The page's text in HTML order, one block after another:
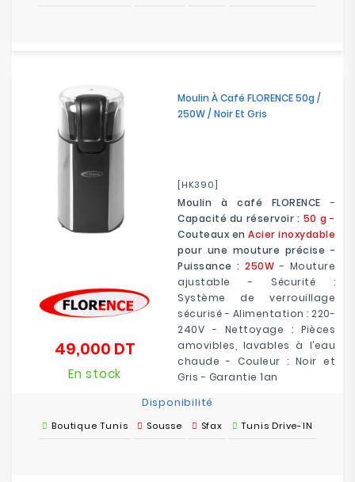
Moulin À Café FLORENCE 50g /
250W / Noir Et Gris
[HK390]
Moulin à café FLORENCE-
Capacité du réservoir : 50 g -
Couteaux en Acier inoxydable
pour une mouture précise -
Puissance : 250W - Mouture
ajustable - Sécurité :
Système de verrouillage
sécurisé - Alimentation : 220-
240V - Nettoyage : Pièces
amovibles, lavables à l’eau
chaude - Couleur : Noir et
Gris - Garantie 1an
49,000 DTPrix
En stock
Disponibilité
Boutique Tunis Sousse Sfax Tunis Drive-IN